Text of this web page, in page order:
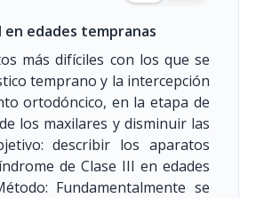
edades tempranas
más difíciles con los que se
temprano y la intercepción
ortodóncico, en la etapa de
los maxilares y disminuir las
describir los aparatos
de Clase III en edades
Fundamentalmente se